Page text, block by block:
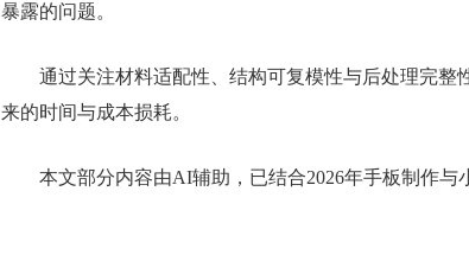
暴露的问题。
通过关注材料适配性、结构可复模性与后处理完整
来的时间与成本损耗。
本文部分内容由AI辅助，已结合2026年手板制作与